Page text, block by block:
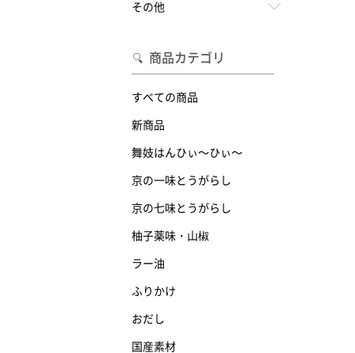
その他
商品カテゴリ
すべての商品
新商品
舞妓はんひぃ～ひぃ～
京の一味とうがらし
京の七味とうがらし
柚子薬味・山椒
ラー油
ふりかけ
おだし
国産素材